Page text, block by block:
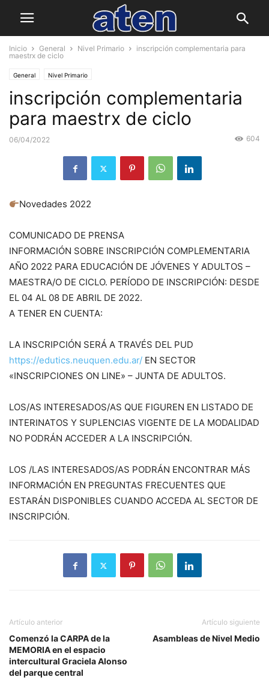
Inicio General Nivel Primario
inscripción complementaria para
maestrx de ciclo
General Nivel Primario
inscripción complementaria
para maestrx de ciclo
06/04/2022 604
Novedades 2022
COMUNICADO DE PRENSA
INFORMACIÓN SOBRE INSCRIPCIÓN COMPLEMENTARIA
AÑO 2022 PARA EDUCACIÓN DE JÓVENES Y ADULTOS –
MAESTRA/O DE CICLO. PERÍODO DE INSCRIPCIÓN: DESDE
EL 04 AL 08 DE ABRIL DE 2022.
A TENER EN CUENTA:
LA INSCRIPCIÓN SERÁ A TRAVÉS DEL PUD
https://edutics.neuquen.edu.ar/ EN SECTOR
«INSCRIPCIONES ON LINE» – JUNTA DE ADULTOS.
LOS/AS INTERESADOS/AS QUE FIGUREN EN LISTADO DE
INTERINATOS Y SUPLENCIAS VIGENTE DE LA MODALIDAD
NO PODRÁN ACCEDER A LA INSCRIPCIÓN.
LOS /LAS INTERESADOS/AS PODRÁN ENCONTRAR MÁS
INFORMACIÓN EN PREGUNTAS FRECUENTES QUE
ESTARÁN DISPONIBLES CUANDO ACCEDA AL SECTOR DE
INSCRIPCIÓN.
Artículo anterior
Comenzó la CARPA de la
MEMORIA en el espacio
intercultural Graciela Alonso
del parque central
Artículo siguiente
Asambleas de Nivel Medio